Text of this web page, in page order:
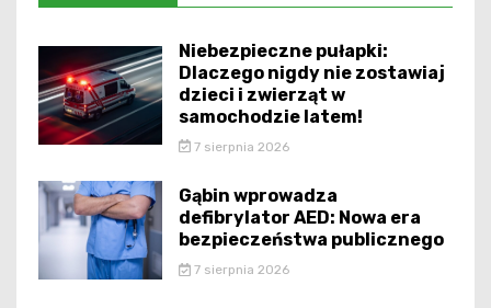
Niebezpieczne pułapki:
Dlaczego nigdy nie zostawiaj
dzieci i zwierząt w
samochodzie latem!
7 sierpnia 2026
Gąbin wprowadza
defibrylator AED: Nowa era
bezpieczeństwa publicznego
7 sierpnia 2026